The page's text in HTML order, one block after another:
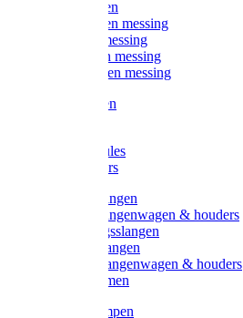
Kogelkranen
Koppelingen messing
Sproeiers messing
Tuinspuiten messing
Slangstukken messing
Handspuiten
Kunststoftules
Regenmeters
Overige slangen
Overige slangenwagen & houders
Beregeningsslangen
Gardena slangen
Gardena slangenwagen & houders
Slangklemmen
Leader pompen